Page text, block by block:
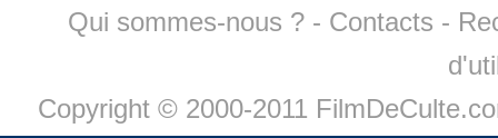
Qui sommes-nous ? - Contacts -
Copyright © 2000-2011